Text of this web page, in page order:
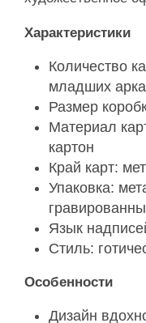
Характеристики
Количество
младших
Размер
Материал
картон
Край карт:
Упаковка:
Язык
Стиль:
Особенности
Дизайн